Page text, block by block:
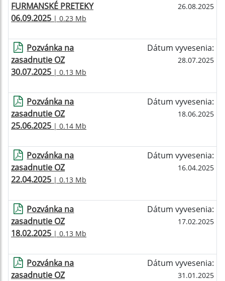
FURMANSKÉ PRETEKY
06.09.2025 | 0.23 Mb
26.08.2025
Pozvánka na
zasadnutie OZ
30.07.2025 | 0.13 Mb
Dátum vyvesenia:
28.07.2025
Pozvánka na
zasadnutie OZ
25.06.2025 | 0.14 Mb
Dátum vyvesenia:
18.06.2025
Pozvánka na
zasadnutie OZ
22.04.2025 | 0.13 Mb
Dátum vyvesenia:
16.04.2025
Pozvánka na
zasadnutie OZ
18.02.2025 | 0.13 Mb
Dátum vyvesenia:
17.02.2025
Pozvánka na
zasadnutie OZ
Dátum vyvesenia:
31.01.2025